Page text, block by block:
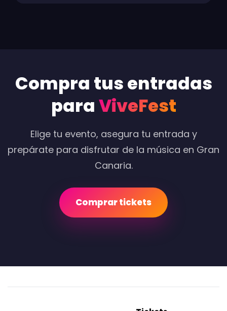
Compra tus entradas
paraViveFest
Elige tu evento, asegura tu entrada y
prepárate para disfrutar de la música en Gran
Canaria.
Comprar tickets